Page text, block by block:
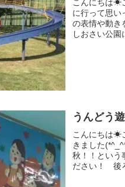
こんにちは☀
に行って思い
の表情や動き
しおさい公園
うんどう
こんにちは☀
きました
秋！！という
ださい！ 後